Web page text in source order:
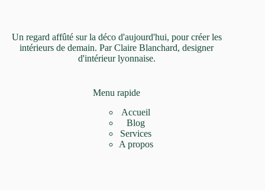
Un regard affûté sur la déco d'aujourd'hui, pour créer les
intérieurs de demain. Par Claire Blanchard, designer
d'intérieur lyonnaise.
Menu rapide
Accueil
Blog
Services
A propos